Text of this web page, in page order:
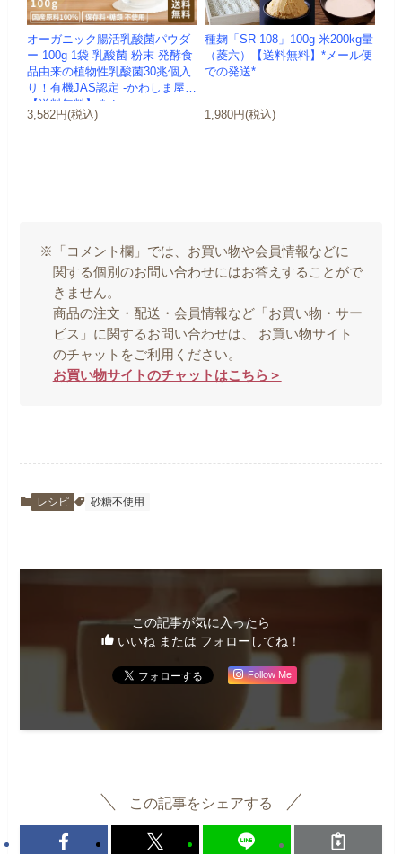
オーガニック腸活乳酸菌パウダ
ー 100g 1袋 乳酸菌 粉末 発酵食
品由来の植物性乳酸菌30兆個入
り！有機JAS認定 -かわしま屋-
【送料無料】 *メ...
3,582円(税込)
種麹「SR-108」100g 米200kg量
（菱六）【送料無料】*メール便
での発送*
1,980円(税込)
※「コメント欄」では、お買い物や会員情報などに
関する個別のお問い合わせにはお答えすることがで
きません。
商品の注文・配送・会員情報など「お買い物・サー
ビス」に関するお問い合わせは、 お買い物サイト
のチャットをご利用ください。
お買い物サイトのチャットはこちら＞
レシピ 砂糖不使用
この記事が気に入ったら
いいね または フォローしてね！
Follow Me
この記事をシェアする